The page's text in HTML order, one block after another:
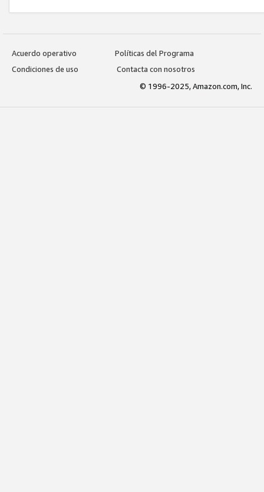
Acuerdo operativo
Políticas del Programa
Condiciones de uso
Contacta con nosotros
© 1996-2025, Amazon.com, Inc.